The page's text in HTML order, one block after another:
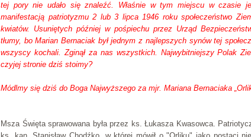
tej pory nie udało się znaleźć. Właśnie w tym miejscu w czasie
manifestacją patriotyzmu 2 lub 3 lipca 1946 roku społeczeństwo
kwiatów. Usuniętych później w pośpiechu przez Urząd
tłumy, bo Marian Bernaciak był jednym z najlepszych synów tej
wszyscy kochali. Zginął za nas wszystkich. Najwybitniejszy Polak
czyjej stronie dziś stoimy?
Módlmy się dziś do Boga Najwyższego za mjr. Mariana Bernaciaka
Msza Święta sprawowana była przez ks. Łukasza Kwasowca.